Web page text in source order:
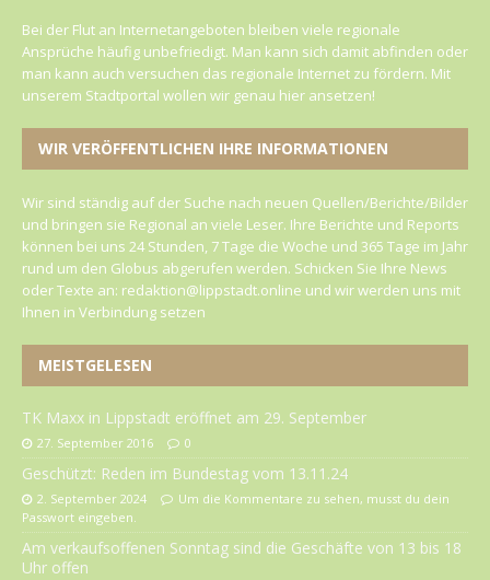
Bei der Flut an Internetangeboten bleiben viele regionale
Ansprüche häufig unbefriedigt. Man kann sich damit abfinden oder
man kann auch versuchen das regionale Internet zu fördern. Mit
unserem Stadtportal wollen wir genau hier ansetzen!
WIR VERÖFFENTLICHEN IHRE INFORMATIONEN
Wir sind ständig auf der Suche nach neuen Quellen/Berichte/Bilder
und bringen sie Regional an viele Leser. Ihre Berichte und Reports
können bei uns 24 Stunden, 7 Tage die Woche und 365 Tage im Jahr
rund um den Globus abgerufen werden. Schicken Sie Ihre News
oder Texte an: redaktion@lippstadt.online und wir werden uns mit
Ihnen in Verbindung setzen
MEISTGELESEN
TK Maxx in Lippstadt eröffnet am 29. September
27. September 2016 0
Geschützt: Reden im Bundestag vom 13.11.24
2. September 2024
Um die Kommentare zu sehen, musst du dein
Passwort eingeben.
Am verkaufsoffenen Sonntag sind die Geschäfte von 13 bis 18
Uhr offen